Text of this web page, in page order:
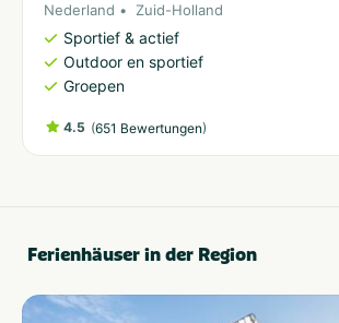
Nederland Zuid-Holland
Sportief & actief
Outdoor en sportief
Groepen
4.5 (651 Bewertungen)
Ferienhäuser in der Region